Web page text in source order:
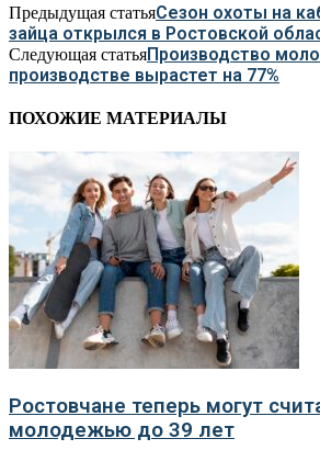
Предыдущая статьяСезон охоты на
зайца открылся в Ростовской
Следующая статьяПроизводство
производстве вырастет на 77%
ПОХОЖИЕ МАТЕРИАЛЫ
Ростовчане теперь могут
молодежью до 39 лет